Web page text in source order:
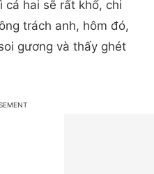
cả hai sẽ rất khổ, chi
trách anh, hôm đó,
gương và thấy ghét